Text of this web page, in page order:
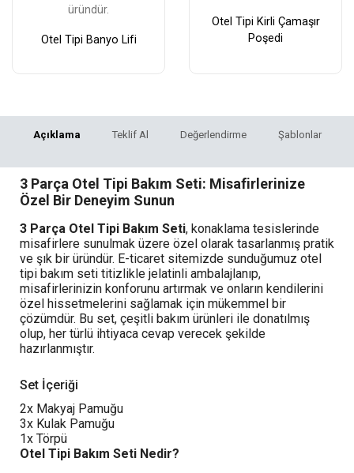
Açıklama Teklif Al Değerlendirme Şablonlar
3 Parça Otel Tipi Bakım Seti: Misafirlerinize
Özel Bir Deneyim Sunun
3 Parça Otel Tipi Bakım Seti, konaklama tesislerinde
misafirlere sunulmak üzere özel olarak tasarlanmış pratik
ve şık bir üründür. E-ticaret sitemizde sunduğumuz otel
tipi bakım seti titizlikle jelatinli ambalajlanıp,
misafirlerinizin konforunu artırmak ve onların kendilerini
özel hissetmelerini sağlamak için mükemmel bir
çözümdür. Bu set, çeşitli bakım ürünleri ile donatılmış
olup, her türlü ihtiyaca cevap verecek şekilde
hazırlanmıştır.
Set İçeriği
2x Makyaj Pamuğu
3x Kulak Pamuğu
1x Törpü
Otel Tipi Bakım Seti Nedir?
üründür.
Otel Tipi Banyo Lifi
Otel Tipi Kirli Çamaşır
Poşedi